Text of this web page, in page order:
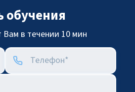
обучения
в течении 10 мин